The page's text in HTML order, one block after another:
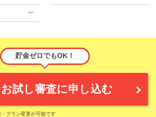
ー
貯金ゼロでもOK！
お試し審査に申し込む
プラン変更が可能です